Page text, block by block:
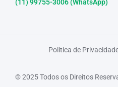
(11) 99755-3006 (WhatsApp)
Política de
© 2025 Todos os Direitos